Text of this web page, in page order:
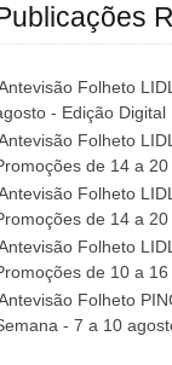
Folheto
- Edição Digital
Folheto
de 14 a
Folheto
de 14 a
Folheto
de 10 a
Folheto
- 7 a 10